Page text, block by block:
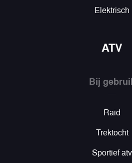
Elektrisch
ATV
Bij
Raid
Trektocht
Sportief atv